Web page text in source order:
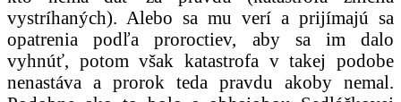
vystríhaných). Alebo sa mu verí a prijímajú sa
opatrenia podľa proroctiev, aby sa im dalo
vyhnúť, potom však katastrofa v takej podobe
nenastáva a prorok teda pravdu akoby nemal.